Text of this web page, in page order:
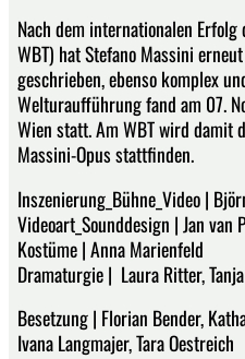
Nach dem internationalen
WBT) hat Stefano Massini
geschrieben, ebenso komplex
Welturaufführung fand am 07.
Wien statt. Am WBT wird damit
Massini-Opus stattfinden.
Inszenierung_Bühne_Video |
Videoart_Sounddesign | Jan van
Kostüme | Anna Marienfeld
Dramaturgie | Laura Ritter,
Besetzung | Florian Bender,
Ivana Langmajer, Tara Oestreich